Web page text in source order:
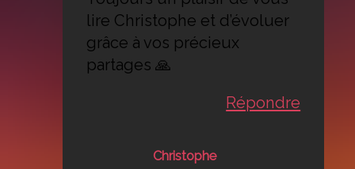
lire Christophe et d’évoluer
grâce à vos précieux
partages 🙏
Répondre
Christophe